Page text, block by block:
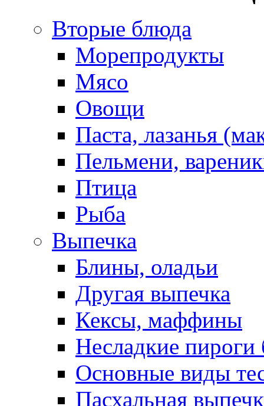
Вторые блюда
Морепродукты
Мясо
Овощи
Паста, лазанья
Пельмени,
Птица
Рыба
Выпечка
Блины, оладьи
Другая выпечка
Кексы, маффины
Несладкие пироги
Основные виды
Пасхальная